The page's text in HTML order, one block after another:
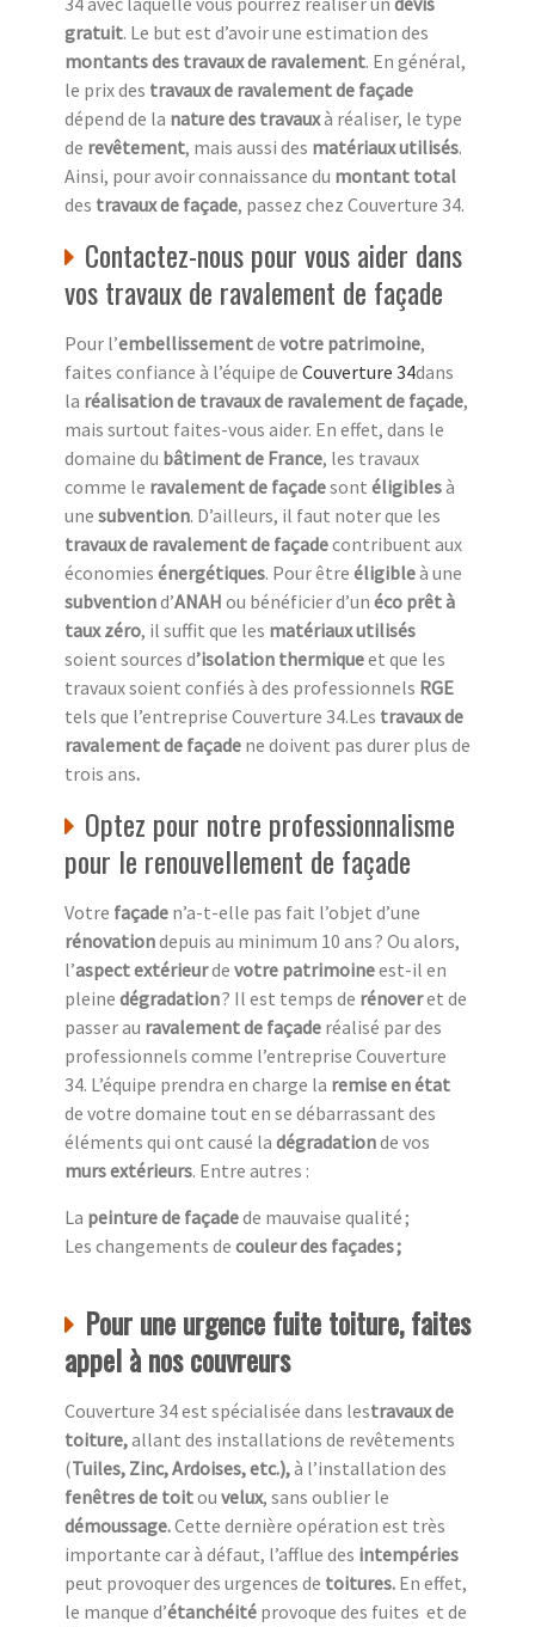
gratuit. Le but est d’avoir une estimation des
montants des travaux de ravalement. En général,
le prix des travaux de ravalement de façade
dépend de la nature des travauxà réaliser, le type
de revêtement, mais aussi des matériaux utilisés.
Ainsi, pour avoir connaissance du montant total
des travaux de façade, passez chez Couverture 34.
Contactez-nous pour vous aider dans
vos travaux de ravalement de façade
Pour l’embellissementde votre patrimoine,
faites confiance à l’équipe de Couverture 34dans
la réalisation de travaux de ravalement de façade,
mais surtout faites-vous aider. En effet, dans le
domaine du bâtiment de France, les travaux
comme le ravalement de façadesont éligiblesà
une subvention. D’ailleurs, il faut noter que les
travaux de ravalement de façadecontribuent aux
économies énergétiques. Pour être éligibleà une
subventiond’ANAH ou bénéficier d’un éco prêt à
taux zéro, il suffit que les matériaux utilisés
soient sources d’isolation thermiqueet que les
travaux soient confiés à des professionnels RGE
tels que l’entreprise Couverture 34.Les travaux de
ravalement de façade ne doivent pas durer plus de
trois ans.
Optez pour notre professionnalisme
pour le renouvellement de façade
Votre façade n’a-t-elle pas fait l’objet d’une
rénovationdepuis au minimum 10 ans ? Ou alors,
l’aspect extérieurde votre patrimoineest-il en
pleine dégradation? Il est temps de rénoveret de
passer au ravalement de façade réalisé par des
professionnels comme l’entreprise Couverture
34. L’équipe prendra en charge la remise en état
de votre domaine tout en se débarrassant des
éléments qui ont causé la dégradationde vos
murs extérieurs. Entre autres :
La peinture de façadede mauvaise qualité ;
Les changements de couleur des façades ;
Pour une urgence fuite toiture, faites
appel à nos couvreurs
Couverture 34 est spécialisée dans lestravaux de
toiture,allant des installations de revêtements
(Tuiles, Zinc, Ardoises, etc.),à l’installation des
fenêtres de toitou velux, sans oublier le
démoussage.Cette dernière opération est très
importante car à défaut, l’afflue des intempéries
peut provoquer des urgences de toitures. En effet,
le manque d’étanchéité provoque des fuites et de